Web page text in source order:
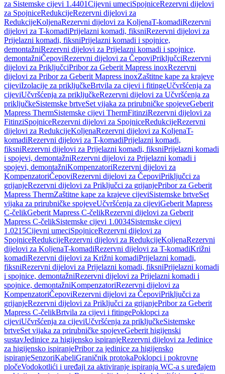
za Sistemske cijevi 1.4401Cijevni umeciSpojniceRezervni dijelovi
za SpojniceRedukcijeRezervni dijelovi za
RedukcijeKoljenaRezervni dijelovi za KoljenaT-komadiRezervni
dijelovi za T-komadiPrijelazni komadi, fiksniRezervni dijelovi za
Prijelazni komadi, fiksniPrijelazni komadi i spojnice,
demontažniRezervni dijelovi za Prijelazni komadi i spojnice,
demontažniČepoviRezervni dijelovi za ČepoviPriključciRezervni
dijelovi za PriključciPribor za Geberit Mapress inoxRezervni
dijelovi za Pribor za Geberit Mapress inoxZaštitne kape za krajeve
cijeviIzolacije za priključkeBrtvila za cijevi i fitingeUčvršćenja za
cijeviUčvršćenja za priključkeRezervni dijelovi za Učvršćenja za
priključkeSistemske brtveSet vijaka za prirubničke spojeveGeberit
Mapress ThermSistemske cijevi ThermFitinziRezervni dijelovi za
FitinziSpojniceRezervni dijelovi za SpojniceRedukcijeRezervni
dijelovi za RedukcijeKoljenaRezervni dijelovi za KoljenaT-
komadiRezervni dijelovi za T-komadiPrijelazni komadi,
fiksniRezervni dijelovi za Prijelazni komadi, fiksniPrijelazni komadi
i spojevi, demontažniRezervni dijelovi za Prijelazni komadi i
spojevi, demontažniKompenzatoriRezervni dijelovi za
KompenzatoriČepoviRezervni dijelovi za ČepoviPriključci za
grijanjeRezervni dijelovi za Priključci za grijanjePribor za Geberit
Mapress ThermZaštitne kape za krajeve cijeviSistemske brtveSet
vijaka za prirubničke spojeveUčvršćenja za cijeviGeberit Mapress
C-čelikGeberit Mapress C-čelikRezervni dijelovi za Geberit
Mapress C-čelikSistemske cijevi 1.0034Sistemske cijevi
1.0215Cijevni umeciSpojniceRezervni dijelovi za
SpojniceRedukcijeRezervni dijelovi za RedukcijeKoljenaRezervni
dijelovi za KoljenaT-komadiRezervni dijelovi za T-komadiKrižni
komadiRezervni dijelovi za Križni komadiPrijelazni komadi,
fiksniRezervni dijelovi za Prijelazni komadi, fiksniPrijelazni komadi
i spojnice, demontažniRezervni dijelovi za Prijelazni komadi i
spojnice, demontažniKompenzatoriRezervni dijelovi za
KompenzatoriČepoviRezervni dijelovi za ČepoviPriključci za
grijanjeRezervni dijelovi za Priključci za grijanjePribor za Geberit
Mapress C-čelikBrtvila za cijevi i fitingePoklopci za
cijeviUčvršćenja za cijeviUčvršćenja za priključkeSistemske
brtveSet vijaka za prirubničke spojeveGeberit higijenski
sustavJedinice za higijensko ispiranjeRezervni dijelovi za Jedinice
za higijensko ispiranjePribor za jedinice za higijensko
ispiranjeSenzoriKabeliGraničnik protokaPoklopci i pokrovne
pločeVodokotlići i uređaji za aktiviranje ispiranja WC-a s uređajem